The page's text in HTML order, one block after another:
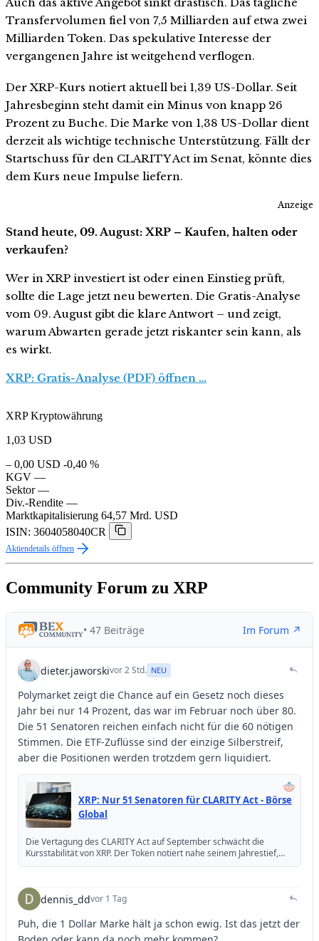
Transfervolumen fiel von 7,5 Milliarden auf etwa zwei
Milliarden Token. Das spekulative Interesse der
vergangenen Jahre ist weitgehend verflogen.
Der XRP-Kurs notiert aktuell bei 1,39 US-Dollar. Seit
Jahresbeginn steht damit ein Minus von knapp 26
Prozent zu Buche. Die Marke von 1,38 US-Dollar dient
derzeit als wichtige technische Unterstützung. Fällt der
Startschuss für den CLARITY Act im Senat, könnte dies
dem Kurs neue Impulse liefern.
Anzeige
Stand heute, 09. August: XRP – Kaufen, halten oder
verkaufen?
Wer in XRP investiert ist oder einen Einstieg prüft,
sollte die Lage jetzt neu bewerten. Die Gratis-Analyse
vom 09. August gibt die klare Antwort – und zeigt,
warum Abwarten gerade jetzt riskanter sein kann, als
es wirkt.
XRP: Gratis-Analyse (PDF) öffnen …
XRP Kryptowährung
1,03 USD
– 0,00 USD -0,40 %
KGV —
Sektor —
Div.-Rendite —
Marktkapitalisierung 64,57 Mrd. USD
ISIN: 3604058040CR
Aktiendetails öffnen
Community Forum zu XRP